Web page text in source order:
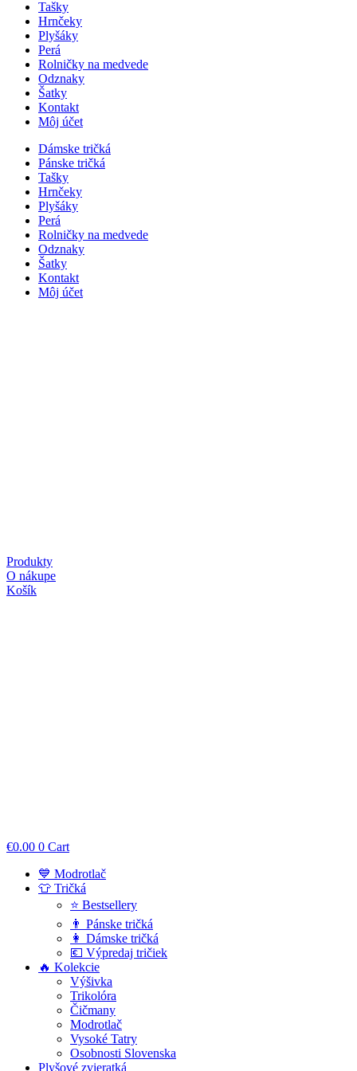
Tašky
Hrnčeky
Plyšáky
Perá
Rolničky na medvede
Odznaky
Šatky
Kontakt
Môj účet
Dámske tričká
Pánske tričká
Tašky
Hrnčeky
Plyšáky
Perá
Rolničky na medvede
Odznaky
Šatky
Kontakt
Môj účet
Produkty
O nákupe
Košík
€0.00 0 Cart
💙 Modrotlač
👕 Tričká
⭐ Bestsellery
👨 Pánske tričká
👩 Dámske tričká
💶 Výpredaj tričiek
🔥 Kolekcie
Výšivka
Trikolóra
Čičmany
Modrotlač
Vysoké Tatry
Osobnosti Slovenska
Plyšové zvieratká